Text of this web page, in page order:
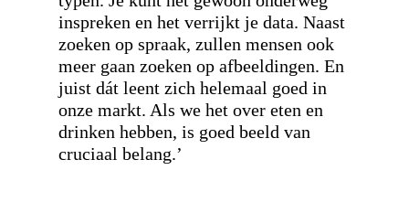
inspreken en het verrijkt je data. Naast
zoeken op spraak, zullen mensen ook
meer gaan zoeken op afbeeldingen. En
juist dát leent zich helemaal goed in
onze markt. Als we het over eten en
drinken hebben, is goed beeld van
cruciaal belang.’